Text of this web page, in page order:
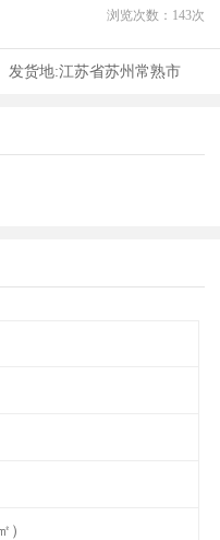
浏览次数： 143次
发货地:江苏省苏州常熟市
）